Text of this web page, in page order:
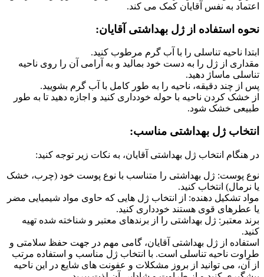
اعتماد به نفس آقایان کمک می کند.
نحوه استفاده از ژل بهداشتی آقایان:
ابتدا ناحیه تناسلی را با آب گرم مرطوب کنید.
مقداری از ژل را به دست خود بمالید و به آرامی آن را روی ناحیه
تناسلی ماساژ دهید.
پس از چند دقیقه، ناحیه را به طور کامل با آب گرم بشویید.
از خشک کردن ناحیه با حوله خودداری کنید و اجازه دهید تا به طور
طبیعی خشک شود.
انتخاب ژل بهداشتی مناسب:
در هنگام انتخاب ژل بهداشتی آقایان، به نکات زیر توجه کنید:
نوع پوست: ژل بهداشتی را متناسب با نوع پوست خود (چرب، خشک
یا نرمال) انتخاب کنید.
مواد تشکیل دهنده: از انتخاب ژل هایی که حاوی مواد شیمیایی مضر
یا عطرهای قوی هستند خودداری کنید.
برند معتبر: ژل بهداشتی را از برندهای معتبر و شناخته شده تهیه
کنید.
استفاده از ژل بهداشتی آقایان، گامی مهم در جهت حفظ سلامتی و
طراوت ناحیه تناسلی است. با انتخاب ژل مناسب و استفاده مرتب
از آن، می توانید از بروز مشکلات و عفونت های شایع در این ناحیه